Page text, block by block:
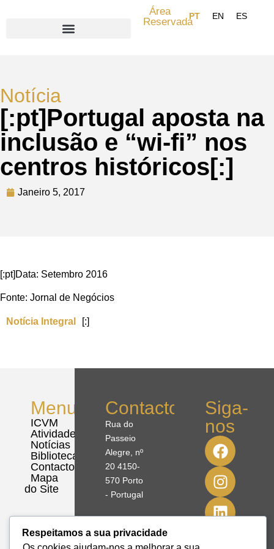
Área
Reservada
Notícia
[:pt]Portugal aposta na
inclusão e “wi-fi” nos
centros históricos[:]
Janeiro 5, 2017
[:pt]Data: Setembro 2016
Fonte: Jornal de Negócios
Notícia Integral [:]
Menu
ICVM
Atividades
Notícias
Biblioteca
Contactos
Mapa
do Site
Contactos
Rua do
Passeio
Alegre, nº
20 4150-
570 Porto
- Portugal
N
Siga-
nos
Respeitamos a sua privacidade